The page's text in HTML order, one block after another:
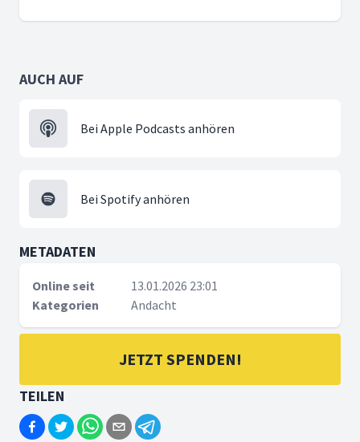
AUCH AUF
Bei Apple Podcasts anhören
Bei Spotify anhören
METADATEN
Online seit
13.01.2026 23:01
Kategorien
Andacht
JETZT SPENDEN!
TEILEN